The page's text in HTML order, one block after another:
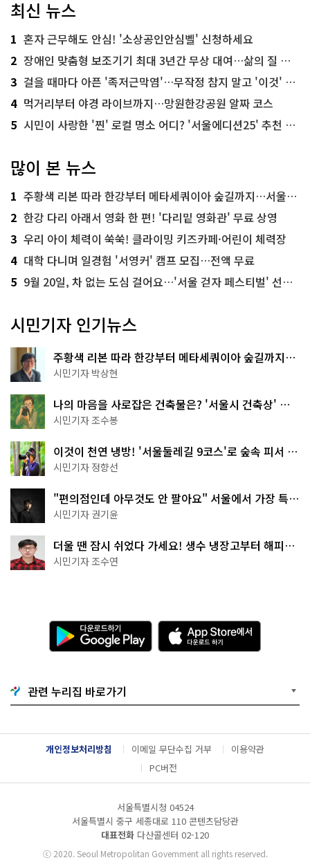
최신 뉴스
1 혼자 근무해도 안심! '소상공인안심벨' 신청하세요
2 장애인 맞춤형 보조기기 최대 3년간 무상 대여…삶의 질 높인다
3 걸을 때마다 아픈 '족저근막염'…무작정 참지 말고 '이것' 해보세요!
4 먹거리부터 야경 라이브까지…망원한강공원 알짜 코스
5 시민이 사랑한 '찐' 로컬 명소 어디? '서울에디션25' 추천 코스
많이 본 뉴스
1 주황색 리본 따라 한강부터 메타세쿼이아 숲길까지…서울둘레길 15코스
2 한강 다리 아래서 영화 한 편! '다리밑 영화관' 무료 상영
3 우리 아이 체력이 쑥쑥! 클라이밍 키즈카페·어린이 체력장
4 대학 다니며 일경험 '서영커' 캠프 모집…전액 무료
5 9월 20일, 차 없는 도심 걸어요…'서울 걷자 페스티벌' 선착순 5천명
시민기자 인기뉴스
주황색 리본 따라 한강부터 메타세쿼이아 숲길까지…
서울둘레길 15코스
시민기자 박상현
나의 마음을 사로잡은 건축물은? '서울시 건축상' 수
상작 공개!
시민기자 조수봉
이것이 천연 냉방! '서울둘레길 9코스'로 숲속 피서 떠
나볼까
시민기자 정향선
"편의점인데 아무것도 안 팔아요" 서울에서 가장 특별
한 편의점의 정체
시민기자 권기윤
더울 땐 잠시 쉬었다 가세요! 생수 냉장고부터 해피소
·무더위쉼터까지
시민기자 조수연
다
운
로
기
G
o
g
l
e
A
p
p
e
서
다
운
관련 누리집 바로가기
개인정보처리방침 이메일 무단수집 거부
이용약관
PC버전
서울특별시청 04524
서울특별시 중구 세종대로 110 콘텐츠담당관
대표전화 다산콜센터 02-120
ⓒ2020. Seoul Metropolitan Government all rights reserved.